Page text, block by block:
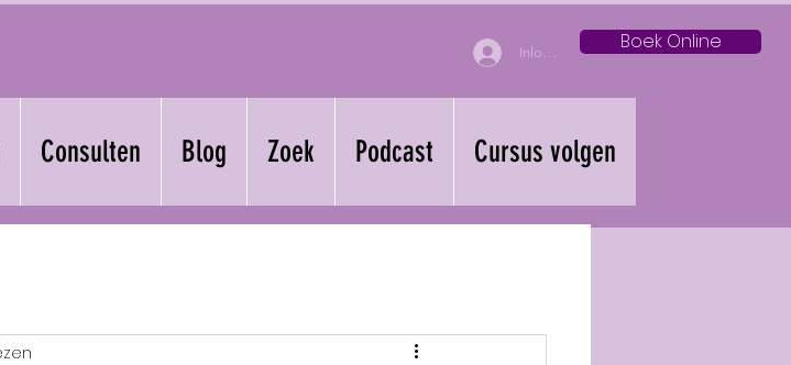
Inloggen Boek Online
Consulten Blog Zoek Podcast Cursus volgen